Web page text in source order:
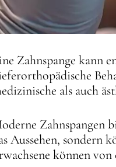
Zahnspange kann
als auch
Zahnspangen
Aussehen, sondern
können